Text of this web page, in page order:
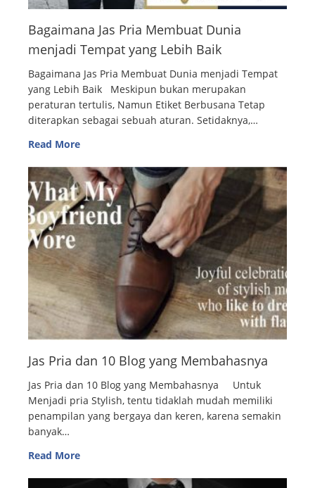
Bagaimana Jas Pria Membuat Dunia
menjadi Tempat yang Lebih Baik
Bagaimana Jas Pria Membuat Dunia menjadi Tempat
yang Lebih Baik Meskipun bukan merupakan
peraturan tertulis, Namun Etiket Berbusana Tetap
diterapkan sebagai sebuah aturan. Setidaknya,…
Read More
Jas Pria dan 10 Blog yang Membahasnya
Jas Pria dan 10 Blog yang Membahasnya Untuk
Menjadi pria Stylish, tentu tidaklah mudah memiliki
penampilan yang bergaya dan keren, karena semakin
banyak…
Read More